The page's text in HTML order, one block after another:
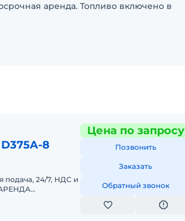
аренда. Топливо включено в
8
подача, 24/7, НДС и
Цена по запросу
Позвонить
Заказать
Обратный звонок